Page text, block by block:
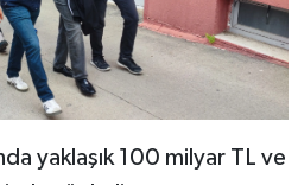
yaklaşık 100 milyar TL ve